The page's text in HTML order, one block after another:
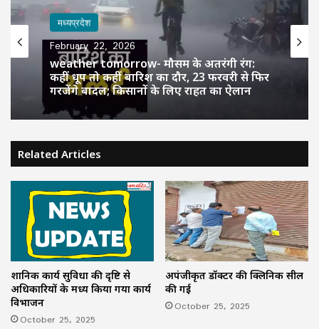
मध्यप्रदेश
February 22, 2026
weather tomorrow- मौसम के अतरंगी रंग:
कहीं धूप तो कहीं बारिश का दौर, 23 फरवरी से फिर
गरजेंगे बादल; किसानों के लिए राहत का ऐलान
Related Articles
प्रशानिक कार्य सुविधा की दृष्टि से
अधिकारियों के मध्य किया गया कार्य
विभाजन
October 25, 2025
अपंजीकृत डॉक्टर की क्लिनिक सील
की गई
October 25, 2025